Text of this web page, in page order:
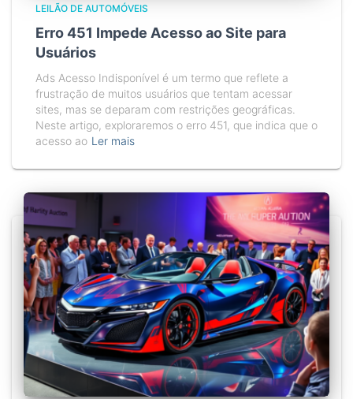
LEILÃO DE AUTOMÓVEIS
Erro 451 Impede Acesso ao Site para
Usuários
Ads Acesso Indisponível é um termo que reflete a
frustração de muitos usuários que tentam acessar
sites, mas se deparam com restrições geográficas.
Neste artigo, exploraremos o erro 451, que indica que o
acesso ao Ler mais